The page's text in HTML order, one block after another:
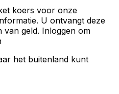
koers voor onze
U ontvangt deze
van geld. Inloggen om
het buitenland kunt